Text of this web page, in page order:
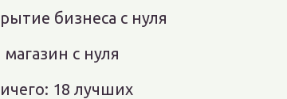
бизнеса с нуля
с нуля
18 лучших